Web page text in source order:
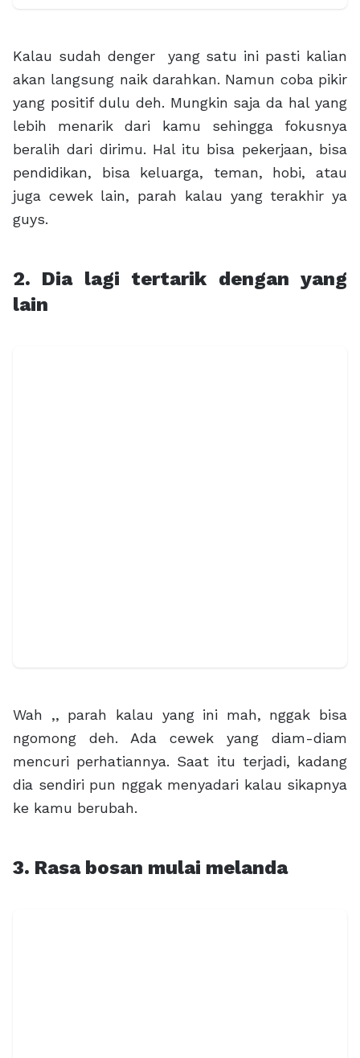
Kalau sudah denger yang satu ini pasti kalian
akan langsung naik darahkan. Namun coba pikir
yang positif dulu deh. Mungkin saja da hal yang
lebih menarik dari kamu sehingga fokusnya
beralih dari dirimu. Hal itu bisa pekerjaan, bisa
pendidikan, bisa keluarga, teman, hobi, atau
juga cewek lain, parah kalau yang terakhir ya
guys.
2. Dia lagi tertarik dengan yang
lain
Wah ,, parah kalau yang ini mah, nggak bisa
ngomong deh. Ada cewek yang diam-diam
mencuri perhatiannya. Saat itu terjadi, kadang
dia sendiri pun nggak menyadari kalau sikapnya
ke kamu berubah.
3. Rasa bosan mulai melanda